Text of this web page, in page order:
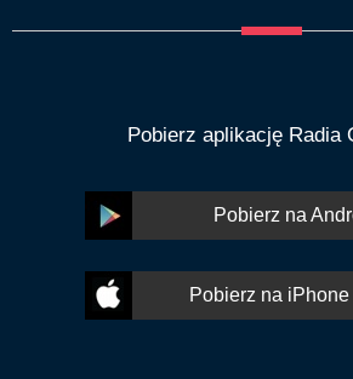
Pobierz aplikację Radia
Pobierz na
Pobierz na iPhone